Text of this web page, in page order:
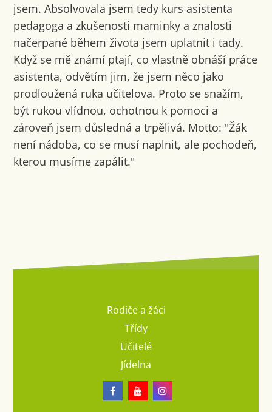
jsem. Absolvovala jsem tedy kurs asistenta
pedagoga a zkušenosti maminky a znalosti
načerpané během života jsem uplatnit i tady.
Když se mě známí ptají, co vlastně obnáší práce
asistenta, odvětím jim, že jsem něco jako
prodloužená ruka učitelova. Proto se snažím,
být rukou vlídnou, ochotnou k pomoci a
zároveň jsem důsledná a trpělivá. Motto: "Žák
není nádoba, co se musí naplnit, ale pochodeň,
kterou musíme zapálit."
Rodiče a žáci
Třídy
Učitelé
Jídelna